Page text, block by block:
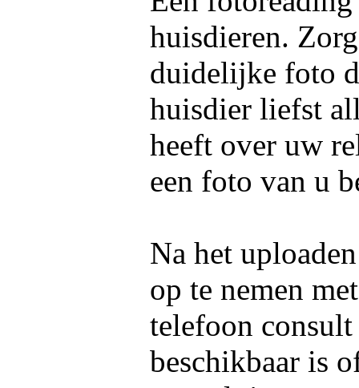
huisdieren.
duidelijke foto
huisdier liefst
heeft over uw
een foto van u
Na het
op te nemen
telefoon
beschikbaar is